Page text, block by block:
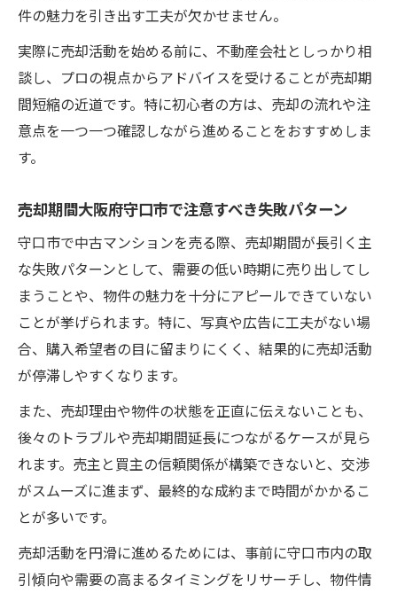
件の魅力を引き出す工夫が欠かせません。
実際に売却活動を始める前に、不動産会社としっかり相
談し、プロの視点からアドバイスを受けることが売却期
間短縮の近道です。特に初心者の方は、売却の流れや注
意点を一つ一つ確認しながら進めることをおすすめしま
す。
売却期間大阪府守口市で注意すべき失敗パターン
守口市で中古マンションを売る際、売却期間が長引く主
な失敗パターンとして、需要の低い時期に売り出してし
まうことや、物件の魅力を十分にアピールできていない
ことが挙げられます。特に、写真や広告に工夫がない場
合、購入希望者の目に留まりにくく、結果的に売却活動
が停滞しやすくなります。
また、売却理由や物件の状態を正直に伝えないことも、
後々のトラブルや売却期間延長につながるケースが見ら
れます。売主と買主の信頼関係が構築できないと、交渉
がスムーズに進まず、最終的な成約まで時間がかかるこ
とが多いです。
売却活動を円滑に進めるためには、事前に守口市内の取
引傾向や需要の高まるタイミングをリサーチし、物件情